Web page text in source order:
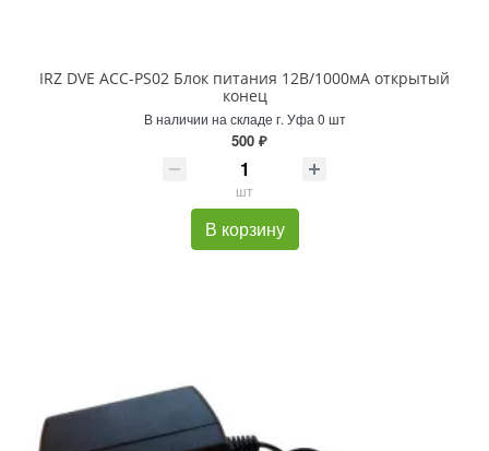
IRZ DVE ACC-PS02 Блок питания 12В/1000мA открытый
конец
В наличии на складе г. Уфа 0 шт
500 ₽
шт
В корзину